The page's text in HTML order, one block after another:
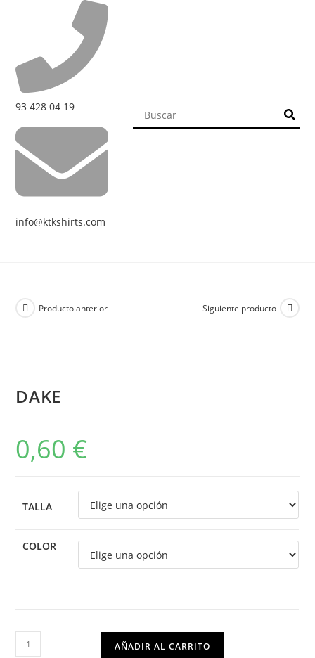
93 428 04 19
info@ktkshirts.com
Producto anterior Siguiente producto
DAKE
0,60 €
TALLA
COLOR
AÑADIR AL CARRITO